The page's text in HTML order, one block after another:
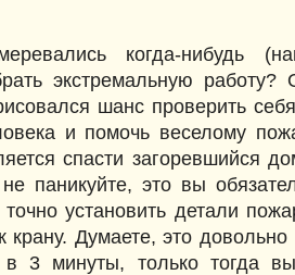
когда-нибудь
экстремальную работу?
шанс проверить
и помочь веселому
спасти загоревшийся
паникуйте, это вы
установить детали
крану. Думаете, это
3 минуты, только тогда вы